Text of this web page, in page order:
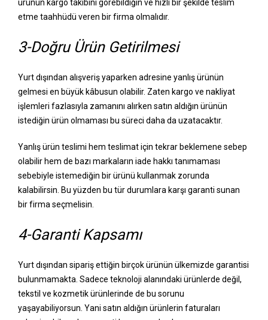
ürünün kargo takibini görebildiğin ve hızlı bir şekilde teslim
etme taahhüdü veren bir firma olmalıdır.
3-Doğru Ürün Getirilmesi
Yurt dışından alışveriş yaparken adresine yanlış ürünün
gelmesi en büyük kâbusun olabilir. Zaten kargo ve nakliyat
işlemleri fazlasıyla zamanını alırken satın aldığın ürünün
istediğin ürün olmaması bu süreci daha da uzatacaktır.
Yanlış ürün teslimi hem teslimat için tekrar beklemene sebep
olabilir hem de bazı markaların iade hakkı tanımaması
sebebiyle istemediğin bir ürünü kullanmak zorunda
kalabilirsin. Bu yüzden bu tür durumlara karşı garanti sunan
bir firma seçmelisin.
4-Garanti Kapsamı
Yurt dışından sipariş ettiğin birçok ürünün ülkemizde garantisi
bulunmamakta. Sadece teknoloji alanındaki ürünlerde değil,
tekstil ve kozmetik ürünlerinde de bu sorunu
yaşayabiliyorsun. Yani satın aldığın ürünlerin faturaları